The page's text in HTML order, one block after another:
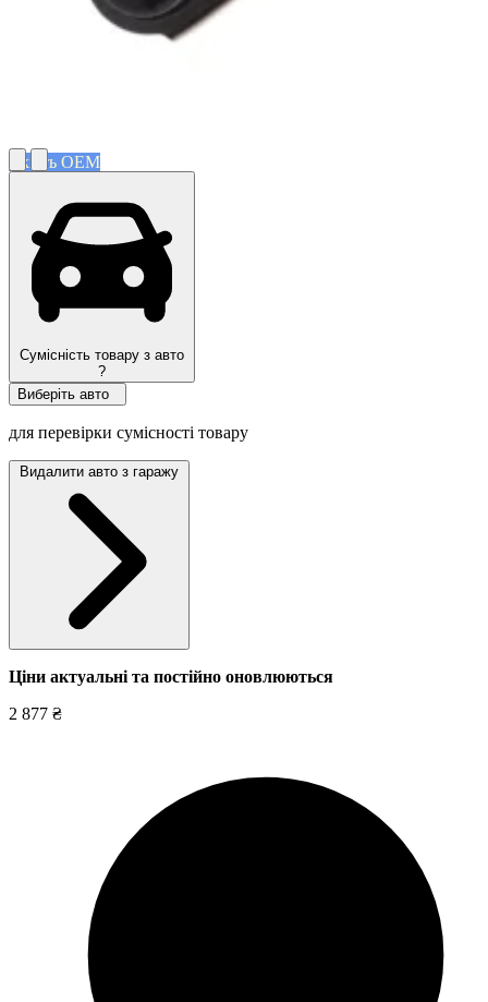
Якість OEM
Сумісність товару з авто
?
Виберіть авто
для перевірки сумісності товару
Видалити авто з гаражу
Ціни актуальні та постійно оновлюються
2 877 ₴